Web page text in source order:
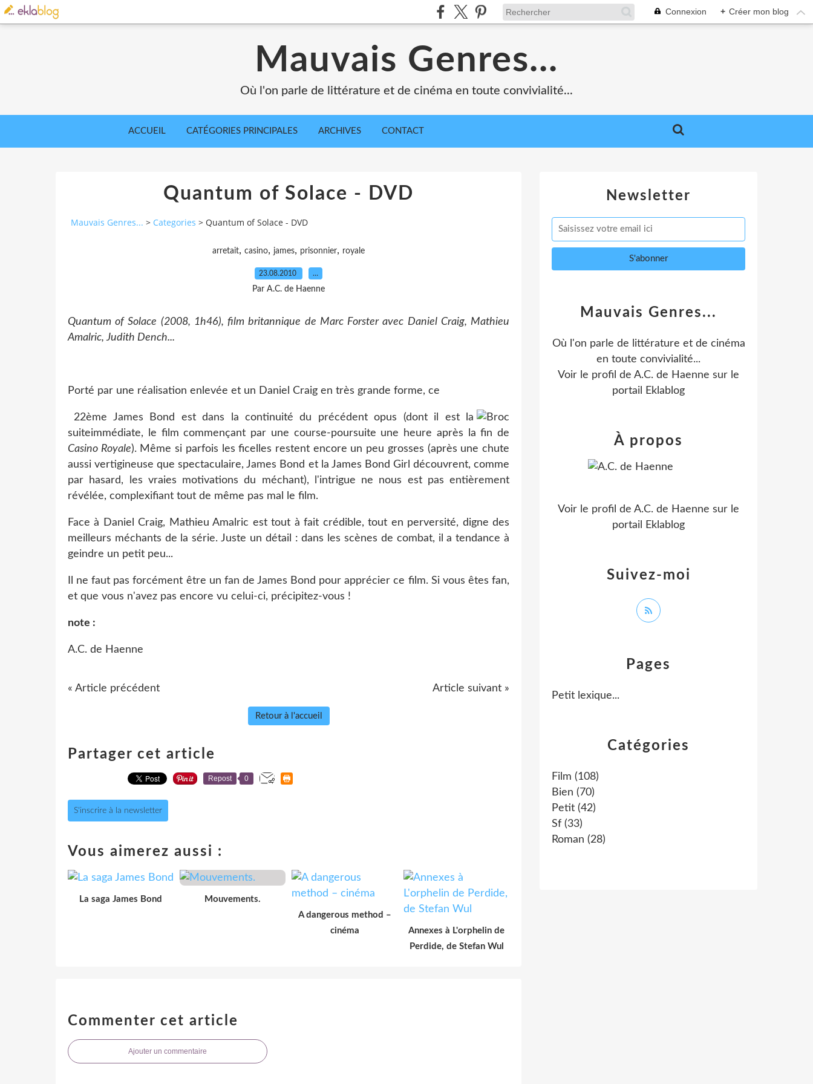
Connexion + Créer mon blog
Mauvais Genres...
Où l'on parle de littérature et de cinéma en toute convivialité...
ACCUEIL CATÉGORIES PRINCIPALES ARCHIVES CONTACT
Quantum of Solace - DVD
Mauvais Genres... > Categories > Quantum of Solace - DVD
arretait, casino, james, prisonnier, royale
23.08.2010 …
Par A.C. de Haenne
Quantum of Solace (2008, 1h46), film britannique de Marc Forster avec Daniel Craig, Mathieu
Amalric, Judith Dench...
Porté par une réalisation enlevée et un Daniel Craig en très grande forme, ce
22ème James Bond est dans la continuité du précédent opus (dont il est la
suiteimmédiate, le film commençant par une course-poursuite une heure après la fin de
Casino Royale). Même si parfois les ficelles restent encore un peu grosses (après une chute
aussi vertigineuse que spectaculaire, James Bond et la James Bond Girl découvrent, comme
par hasard, les vraies motivations du méchant), l'intrigue ne nous est pas entièrement
révélée, complexifiant tout de même pas mal le film.
Face à Daniel Craig, Mathieu Amalric est tout à fait crédible, tout en perversité, digne des
meilleurs méchants de la série. Juste un détail : dans les scènes de combat, il a tendance à
geindre un petit peu...
Il ne faut pas forcément être un fan de James Bond pour apprécier ce film. Si vous êtes fan,
et que vous n'avez pas encore vu celui-ci, précipitez-vous !
note :
A.C. de Haenne
« Article précédent Article suivant »
Retour à l'accueil
Partager cet article
Repost 0
S'inscrire à la newsletter
Vous aimerez aussi :
La saga James Bond
Mouvements.
A dangerous method –
cinéma
Annexes à L'orphelin de
Perdide, de Stefan Wul
Commenter cet article
Ajouter un commentaire
Newsletter
Catégories
Film (108)
Bien (70)
Petit (42)
Sf (33)
Roman (28)
Pages
Petit lexique...
Mauvais Genres...
Où l'on parle de littérature et de cinéma
en toute convivialité...
Voir le profil de A.C. de Haenne sur le
portail Eklablog
Suivez-moi
À propos
Voir le profil de A.C. de Haenne sur le
portail Eklablog